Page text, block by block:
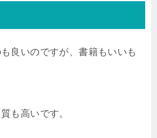
良いのですが、書籍もいいも
も高いです。